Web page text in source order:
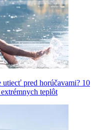
pred horúčavami? 10
teplôt